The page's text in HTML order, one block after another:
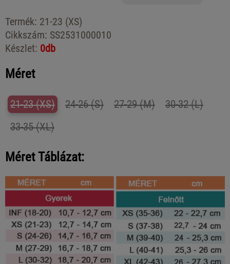
Termék: 21-23 (XS)
Cikkszám: SS2531000010
Készlet: 0db
Méret
21-23 (XS) 24-26 (S) 27-29 (M)
30-32 (L)
33-35 (XL)
Méret Táblázat: